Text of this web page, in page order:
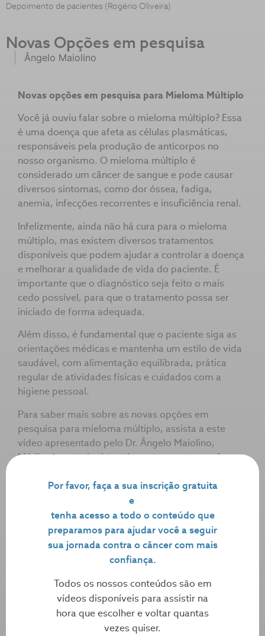
Depoimento de pacientes (Rogério Oliveira)
Novas Opções em pesquisa
Ângelo Maiolino
Novas opções em pesquisa para Mieloma Múltiplo
Você já ouviu falar sobre o mieloma múltiplo? Essa
é uma doença que afeta as células plasmáticas,
responsáveis pela produção de anticorpos no
nosso organismo. O mieloma múltiplo é
considerado um câncer de sangue e pode causar
diversos sintomas, como dor óssea, fadiga,
anemia, infecções recorrentes e insuficiência renal.
Infelizmente, ainda não há cura para o mieloma
múltiplo, mas existem diversos tratamentos
disponíveis que podem ajudar a controlar a doença
e melhorar a qualidade de vida do paciente. É
importante que o diagnóstico seja feito o mais
cedo possível, para que o tratamento possa ser
iniciado de forma adequada.
Além disso, é fundamental que o paciente siga as
orientações médicas e mantenha um estilo de vida
saudável, com alimentação equilibrada, prática
regular de atividades físicas e cuidados com a
higiene pessoal.
Para saber mais sobre as novas opções em
pesquisa para mieloma múltiplo, assista a este
vídeo apresentado pelo Dr. Ângelo Maiolino,
Médico hematologista e hemoterapeuta, professor
Médica da Universidade Federal do Rio de Janeiro
Dúvidas sobre esse conteúdo?
Assistiu a todas as palestras sobre esse tipo de câncer e ainda
tem dúvida? Mande sua pergunta aqui. Ela será respondida
Para enviar perguntas, faça login ou crie sua conta
Por favor, faça a sua inscrição gratuita
e
tenha acesso a todo o conteúdo que
preparamos para ajudar você a seguir
sua jornada contra o câncer com mais
confiança.
Todos os nossos conteúdos são em
vídeos disponíveis para assistir na
hora que escolher e voltar quantas
vezes quiser.